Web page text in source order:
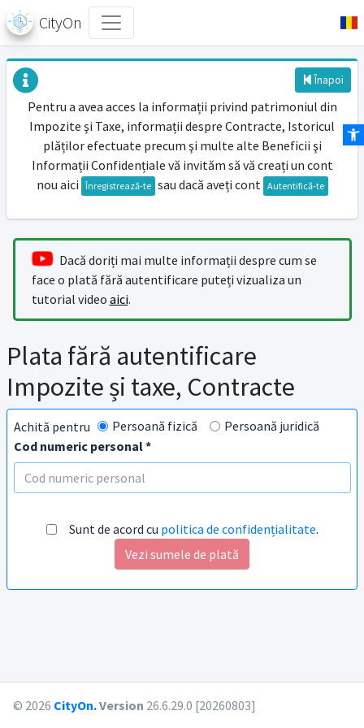
CityOn
Înapoi
Pentru a avea acces la informații privind patrimoniul din
Impozite şi Taxe, informații despre Contracte, Istoricul
plăților efectuate precum şi multe alte Beneficii şi
Informații Confidențiale vă invităm să vă creați un cont
nou aici Înregistrează-te sau dacă aveți cont Autentifică-te
Dacă doriți mai multe informații despre cum se
face o plată fără autentificare puteți vizualiza un
tutorial video aici.
Plata fără autentificare
Impozite și taxe, Contracte
Achită pentru Persoană fizică
Persoană juridică
Cod numeric personal *
Sunt de acord cu politica de confidențialitate.
Vezi sumele de plată
© 2026 CityOn.Version 26.6.29.0 [20260803]